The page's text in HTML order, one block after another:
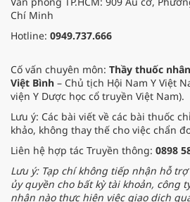
Chí Minh
Hotline: 0949.737.666
Cố vấn chuyên môn: Thầy thuốc
Việt Bình – Chủ tịch Hội Nam Y Việt
viện Y Dược học cổ truyền Việt Nam).
Lưu ý: Các bài viết về các bài thuốc
khảo, không thay thế cho việc chẩn
Liên hệ hợp tác Truyền thông: 0898
Lưu ý: Tạp chí không tiếp nhận hỗ
ủy quyền cho bất kỳ tài khoản, công
nhân nào thực hiện việc giao dịch